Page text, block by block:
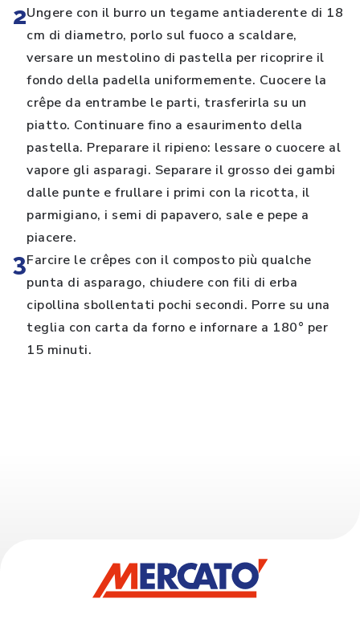
2Ungere con il burro un tegame antiaderente di 18
cm di diametro, porlo sul fuoco a scaldare,
versare un mestolino di pastella per ricoprire il
fondo della padella uniformemente. Cuocere la
crêpe da entrambe le parti, trasferirla su un
piatto. Continuare fino a esaurimento della
pastella. Preparare il ripieno: lessare o cuocere al
vapore gli asparagi. Separare il grosso dei gambi
dalle punte e frullare i primi con la ricotta, il
parmigiano, i semi di papavero, sale e pepe a
piacere.
3Farcire le crêpes con il composto più qualche
punta di asparago, chiudere con fili di erba
cipollina sbollentati pochi secondi. Porre su una
teglia con carta da forno e infornare a 180° per
15 minuti.